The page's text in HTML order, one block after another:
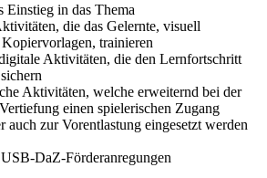
Einstieg in das Thema
die das Gelernte, visuell
trainieren
Aktivitäten, die den Lernfortschritt
Aktivitäten, welche erweiternd bei der
einen spielerischen Zugang
auch zur Vorentlastung eingesetzt werden
DaZ-Förderanregungen